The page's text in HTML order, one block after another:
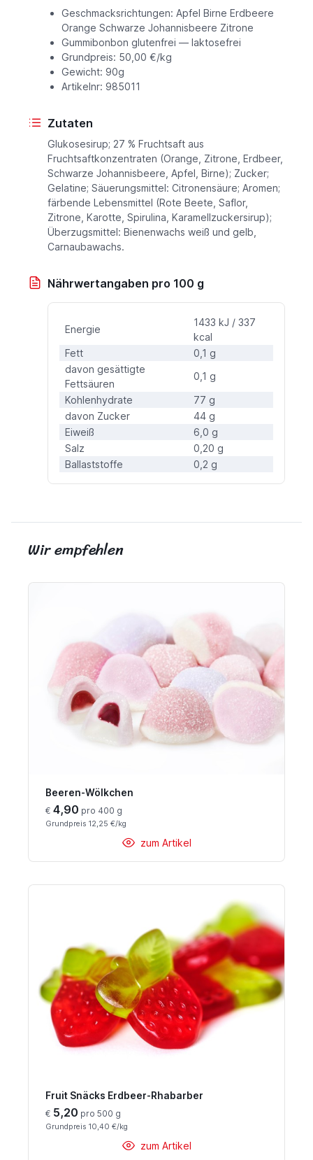
Geschmacksrichtungen: Apfel Birne Erdbeere
Orange Schwarze Johannisbeere Zitrone
Gummibonbon glutenfrei — laktosefrei
Grundpreis: 50,00 €/kg
Gewicht: 90g
Artikelnr: 985011
Zutaten
Glukosesirup; 27 % Fruchtsaft aus
Fruchtsaftkonzentraten (Orange, Zitrone, Erdbeer,
Schwarze Johannisbeere, Apfel, Birne); Zucker;
Gelatine; Säuerungsmittel: Citronensäure; Aromen;
färbende Lebensmittel (Rote Beete, Saflor,
Zitrone, Karotte, Spirulina, Karamellzuckersirup);
Überzugsmittel: Bienenwachs weiß und gelb,
Carnaubawachs.
Nährwertangaben pro 100 g
Energie
1433 kJ / 337
kcal
Fett
0,1 g
davon gesättigte
Fettsäuren
0,1 g
Kohlenhydrate
77 g
davon Zucker
44 g
Eiweiß
6,0 g
Salz
0,20 g
Ballaststoffe
0,2 g
Wir empfehlen
Beeren-Wölkchen
€ 4,90 pro 400 g
Grundpreis 12,25 €/kg
zum Artikel
Fruit Snäcks Erdbeer-Rhabarber
€ 5,20 pro 500 g
Grundpreis 10,40 €/kg
zum Artikel